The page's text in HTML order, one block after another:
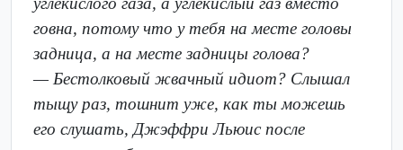
говна, потому что у тебя на месте головы
задница, а на месте задницы голова?
— Бестолковый жвачный идиот? Слышал
тыщу раз, тошнит уже, как ты можешь
его слушать, Джэффри Льюис после